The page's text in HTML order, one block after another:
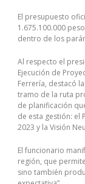
El presupuesto
1.675.100.000
dentro de los
Al respecto el
Ejecución de
Ferrería, destacó
tramo de la ruta
de planificación
de esta gestión: el
2023 y la Visión
El funcionario
región, que
sino también